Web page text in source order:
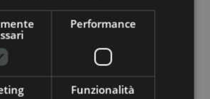
la...
Performance
Funzionalità